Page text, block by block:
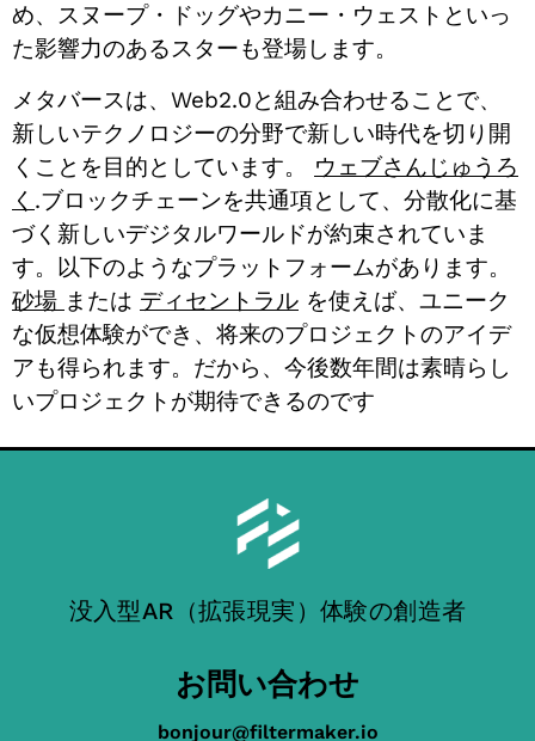
め、スヌープ・ドッグやカニー・ウェストといっ
た影響力のあるスターも登場します。
メタバースは、Web2.0と組み合わせることで、
新しいテクノロジーの分野で新しい時代を切り開
くことを目的としています。 ウェブさんじゅうろ
く .ブロックチェーンを共通項として、分散化に基
づく新しいデジタルワールドが約束されていま
す。以下のようなプラットフォームがあります。
砂場 または ディセントラル を使えば、ユニーク
な仮想体験ができ、将来のプロジェクトのアイデ
アも得られます。だから、今後数年間は素晴らし
いプロジェクトが期待できるのです
没入型AR（拡張現実）体験の創造者
お問い合わせ
bonjour@filtermaker.io